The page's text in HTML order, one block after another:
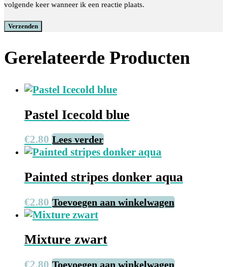
volgende keer wanneer ik een reactie plaats.
Gerelateerde Producten
Pastel Icecold blue
€2.80 Lees verder
Painted stripes donker aqua
€2.80 Toevoegen aan winkelwagen
Mixture zwart
€2.80 Toevoegen aan winkelwagen